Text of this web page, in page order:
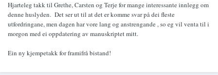
Hjarteleg takk til Grethe, Carsten og Terje for mange interessante innlegg om
denne huslyden. Det ser ut til at det er komme svar på dei fleste
utfordringane, men dagen har vore lang og anstrengande , so eg vil venta til i
morgon med ei oppdatering av manuskriptet mitt.
Ein ny kjempetakk for framifrå bistand!